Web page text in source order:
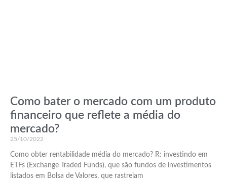
Como bater o mercado com um produto
financeiro que reflete a média do
mercado?
25/10/2022
Como obter rentabilidade média do mercado? R: investindo em
ETFs (Exchange Traded Funds), que são fundos de investimentos
listados em Bolsa de Valores, que rastreiam